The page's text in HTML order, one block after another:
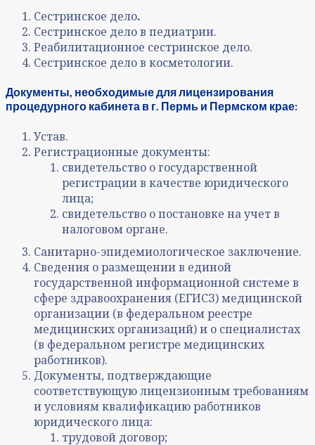
Сестринское дело.
Сестринское дело в педиатрии.
Реабилитационное сестринское дело.
Сестринское дело в косметологии.
Документы, необходимые для лицензирования
процедурного кабинета в г. Пермь и Пермском крае:
Устав.
Регистрационные документы:
свидетельство о государственной
регистрации в качестве юридического
лица;
свидетельство о постановке на учет в
налоговом органе.
Санитарно-эпидемиологическое заключение.
Сведения о размещении в единой
государственной информационной системе в
сфере здравоохранения (ЕГИСЗ) медицинской
организации (в федеральном реестре
медицинских организаций) и о специалистах
(в федеральном регистре медицинских
работников).
Документы, подтверждающие
соответствующую лицензионным требованиям
и условиям квалификацию работников
юридического лица:
трудовой договор;